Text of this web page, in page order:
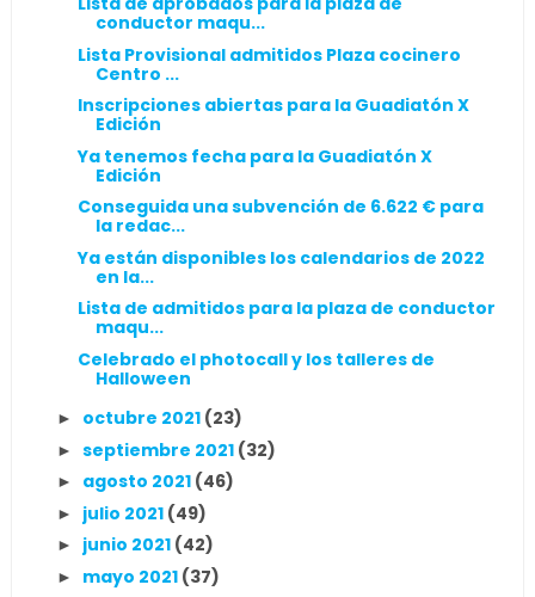
conductor maqu...
Lista Provisional admitidos Plaza cocinero
Centro ...
Inscripciones abiertas para la Guadiatón X
Edición
Ya tenemos fecha para la Guadiatón X
Edición
Conseguida una subvención de 6.622 € para
la redac...
Ya están disponibles los calendarios de 2022
en la...
Lista de admitidos para la plaza de conductor
maqu...
Celebrado el photocall y los talleres de
Halloween
► octubre 2021 (23)
► septiembre 2021 (32)
► agosto 2021 (46)
► julio 2021 (49)
► junio 2021 (42)
► mayo 2021 (37)